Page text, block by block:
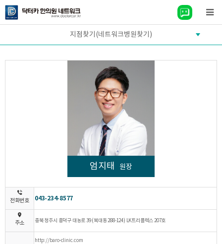
지점찾기(네트워크병원찾기)
엄지태 원장
전화번호 043-234-8577
주소 충북 청주시 흥덕구 대농로 39 (복대동 288-124) LK트리플렉스 207호
http://baro-clinic.com